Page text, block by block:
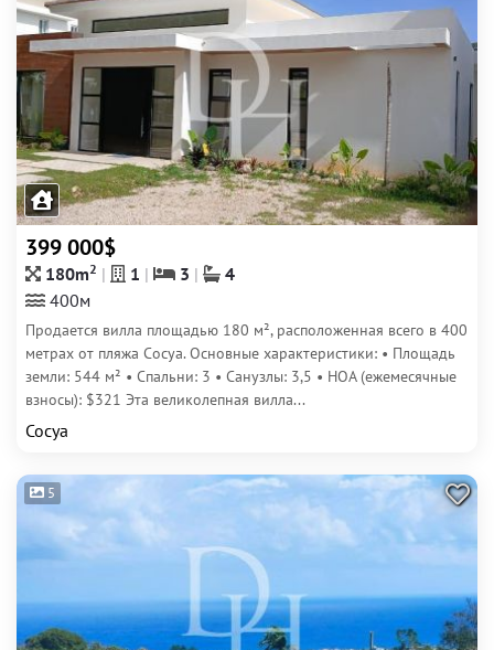
399 000$
180m2 1 3
4
400м
Продается вилла площадью 180 м², расположенная всего в 400
метрах от пляжа Сосуа. Основные характеристики: • Площадь
земли: 544 м² • Спальни: 3 • Санузлы: 3,5 • HOA (ежемесячные
взносы): $321 Эта великолепная вилла...
Сосуа
5